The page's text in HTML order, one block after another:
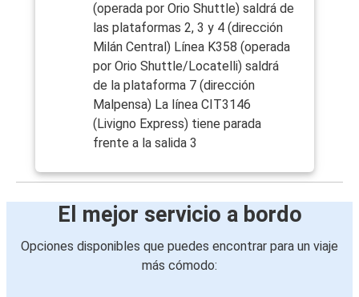
(operada por Orio Shuttle) saldrá de
las plataformas 2, 3 y 4 (dirección
Milán Central) Línea K358 (operada
por Orio Shuttle/Locatelli) saldrá
de la plataforma 7 (dirección
Malpensa) La línea CIT3146
(Livigno Express) tiene parada
frente a la salida 3
El mejor servicio a bordo
Opciones disponibles que puedes encontrar para un viaje
más cómodo: